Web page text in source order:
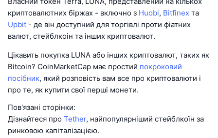
криптовалютних біржах - включно з Huobi, Bitfinex та
Upbit - де він доступний для торгівлі проти фіатних
валют, стейблкоін та інших криптовалют.
Цікавить покупка LUNA або інших криптовалют, таких як
Bitcoin? CoinMarketCap має простий покроковий
посібник, який розповість вам все про криптовалюти і
про те, як купити свої перші монети.
Пов'язані сторінки:
Дізнайтеся про Tether, найпопулярніший стейблкоїн за
ринковою капіталізацією.